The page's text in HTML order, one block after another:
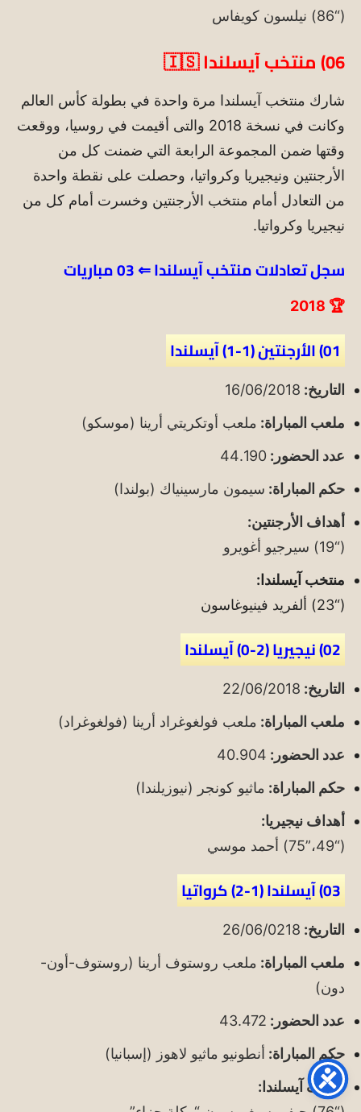
(“86) نيلسون كويفاس
06) منتخب آيسلندا🇮🇸
شارك منتخب آيسلندا مرة واحدة في بطولة كأس العالم
وكانت في نسخة 2018 والتى أقيمت في روسيا، ووقعت
وقتها ضمن المجموعة الرابعة التي ضمنت كل من
الأرجنتين ونيجيريا وكرواتيا، وحصلت على نقطة واحدة
من التعادل أمام منتخب الأرجنتين وخسرت أمام كل من
نيجيريا وكرواتيا.
سجل تعادلات منتخب آيسلندا⇐ 03 مباريات
🏆 2018
01) الأرجنتين (1-1) آيسلندا
التاريخ: 16/06/2018
ملعب المباراة: ملعب أوتكريتي أرينا (موسكو)
عدد الحضور: 44.190
حكم المباراة: سيمون مارسينياك (بولندا)
أهداف الأرجنتين:
(“19) سيرجيو أغويرو
منتخب آيسلندا:
(“23) ألفريد فينيوغاسون
02) نيجيريا (2-0) آيسلندا
التاريخ: 22/06/2018
ملعب المباراة: ملعب فولغوغراد أرينا (فولغوغراد)
عدد الحضور: 40.904
حكم المباراة: ماثيو كونجر (نيوزيلندا)
أهداف نيجيريا:
(“49،”75) أحمد موسي
03) آيسلندا (1-2) كرواتيا
التاريخ: 26/06/0218
ملعب المباراة: ملعب روستوف أرينا (روستوف-أون-
دون)
عدد الحضور: 43.472
حكم المباراة: أنطونيو ماثيو لاهوز (إسبانيا)
أهداف آيسلندا: